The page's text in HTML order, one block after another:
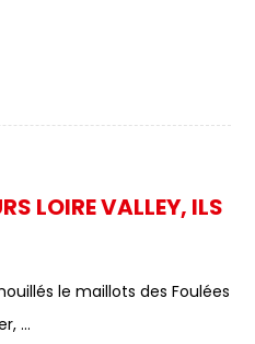
LOIRE VALLEY, ILS
le maillots des Foulées
...